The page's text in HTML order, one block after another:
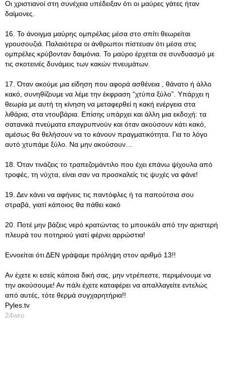
Οι χριστιανοί στη συνέχεια υπέδειξαν ότι οι μαύρες γάτες ήταν
δαίμονες.
16. Το άνοιγμα μαύρης ομπρέλας μέσα στο σπίτι θεωρείται
γρουσουζιά. Παλαιότερα οι άνθρωποι πίστευαν ότι μέσα στις
ομπρέλες κρύβονταν δαιμόνια. Το μαύρο έρχεται σε συνδυασμό με
τις σκοτεινές δυνάμεις των κακών πνευμάτων.
17. Όταν ακούμε μια είδηση που αφορά ασθένεια , θάνατο ή άλλο
κακό, συνηθίζουμε να λέμε την έκφραση “χτύπα ξύλο”. Υπάρχει η
θεωρία με αυτή τη κίνηση να μεταφερθεί η κακή ενέργεια στα
λιθάρια, στα ντουβάρια. Επίσης υπάρχει και άλλη μια εκδοχή: τα
σατανικά πνεύματα επαγρυπνούν και όταν ακούσουν κάτι κακό,
αμέσως θα θελήσουν να το κάνουν πραγματικότητα. Για το λόγο
αυτό χτυπάμε ξύλο. Να μην ακούσουν…
18. Όταν τινάζεις το τραπεζομάντιλο που έχει επάνω ψίχουλα από
τροφές, τη νύχτα, είναι σαν να προσκαλείς τις ψυχές να φάνε!
19. Δεν κάνει να αφήνεις τις παντόφλες ή τα παπούτσια σου
στραβά, γιατί κάποιος θα πάθει κακό
20. Ποτέ μην βάζεις νερό κρατώντας το μπουκάλι από την αριστερή
πλευρά του ποτηριού γιατί φέρνει αρρώστια!
Εννοείται ότι ΔΕΝ γράψαμε πρόληψη στον αριθμό 13!!
Αν έχετε κι εσείς κάποια δική σας, μην ντρέπεστε, περιμένουμε να
την ακούσουμε! Αν πάλι έχετε καταφέρει να απαλλαγείτε εντελώς
από αυτές, τότε θερμά συγχαρητήρια!!
Pyles.tv
24wro